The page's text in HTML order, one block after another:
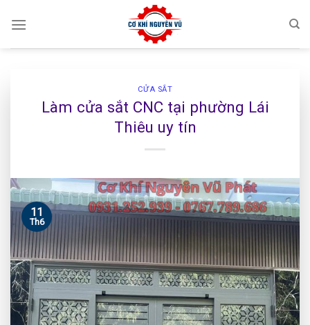
CỬA SẮT
Làm cửa sắt CNC tại phường Lái
Thiêu uy tín
11
Th6